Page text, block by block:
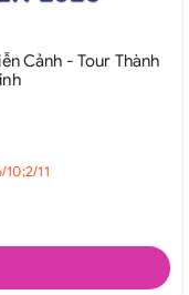
Cảnh - Tour Thành
11